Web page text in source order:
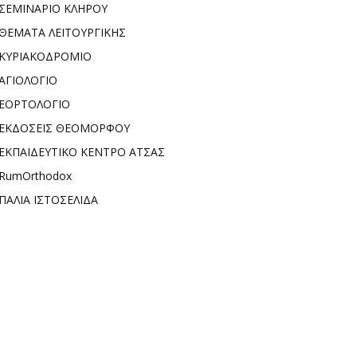
ΚΛΗΡΟΥ
ΛΕΙΤΟΥΡΓΙΚΗΣ
ΘΕΟΜΟΡΦΟΥ
ΚΕΝΤΡΟ ΑΤΣΑΣ
ΙΣΤΟΣΕΛΙΔΑ